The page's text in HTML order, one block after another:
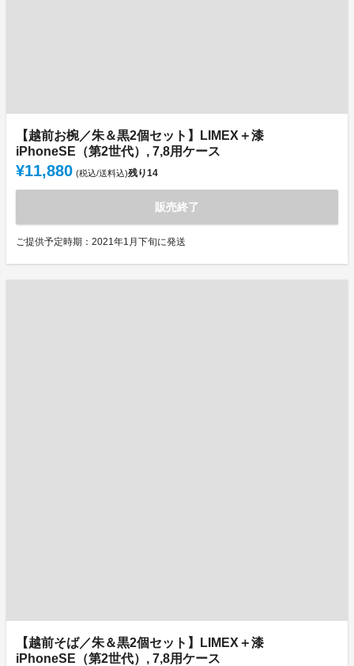
【越前お椀／朱＆黒2個セット】LIMEX＋漆
iPhoneSE（第2世代）, 7,8用ケース
¥11,880 (税込/送料込)残り14
販売終了
ご提供予定時期：2021年1月下旬に発送
【越前そば／朱＆黒2個セット】LIMEX＋漆
iPhoneSE（第2世代）, 7,8用ケース